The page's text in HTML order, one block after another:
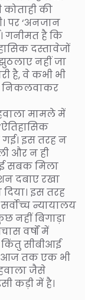
की
पर ‘अनजान
गनीमत है कि
दस्तावेजों
नहीं जा
है, वे कभी भी
निकलवाकर
मामले में
गई। इस तरह न
और न ही
सबक मिला
दबाए रखा
इस तरह
न्यायालय
नहीं बिगाड़ा
वर्षों में
किंतु सीबीआई
आज तक एक भी
जैसे
कड़ी में है।